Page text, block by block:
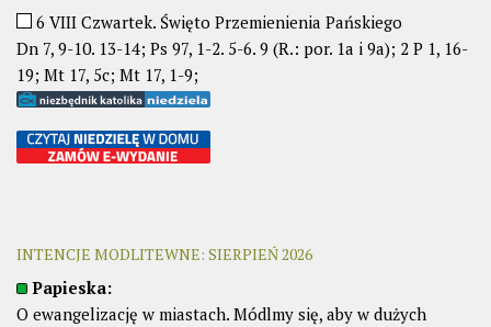
6 VIII Czwartek. Święto Przemienienia Pańskiego
Dn 7, 9-10. 13-14; Ps 97, 1-2. 5-6. 9 (R.: por. 1a i 9a); 2 P 1, 16-
19; Mt 17, 5c; Mt 17, 1-9;
INTENCJE MODLITEWNE: SIERPIEŃ 2026
Papieska:
O ewangelizację w miastach. Módlmy się, aby w dużych